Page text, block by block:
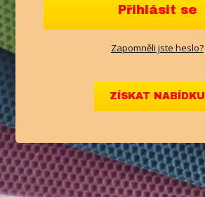
Přihlásit se
Zapomněli jste heslo?
ZÍSKAT NABÍDKU